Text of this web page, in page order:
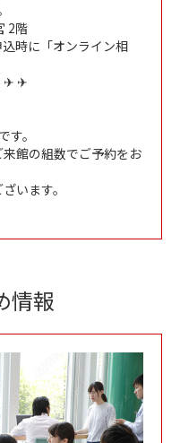
2階
時に「オンライン相
✈ ✈
。
館の組数でご予約をお
います。
情報